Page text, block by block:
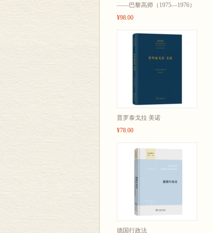
——巴黎高师（1975—1976）
¥98.00
普罗泰戈拉 美诺
¥78.00
德国行政法